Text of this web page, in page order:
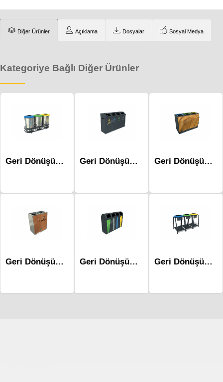
Diğer Ürünler Açıklama Dosyalar Sosyal Medya
Kategoriye Bağlı Diğer Ürünler
Geri Dönüşüm Atık Üniteleri - Mak-620a Geri Dönüşüm Atık Üniteleri Mak-636c Geri Dönüşüm Atık Üniteleri Mak-694c
Geri Dönüşüm Atık Üniteleri Mak-673c-İkili Geri Dönüşüm Atık Üniteleri Mak-680b-Dörtlü Geri Dönüşüm Atık Üniteleri Mak-645